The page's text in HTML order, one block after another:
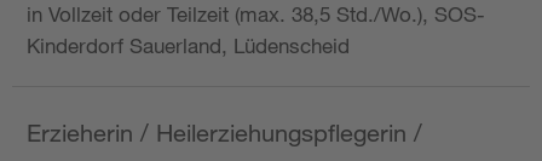
in Vollzeit oder Teilzeit (max. 38,5 Std./Wo.), SOS-
Kinderdorf Sauerland, Lüdenscheid
Erzieherin / Heilerziehungspflegerin /